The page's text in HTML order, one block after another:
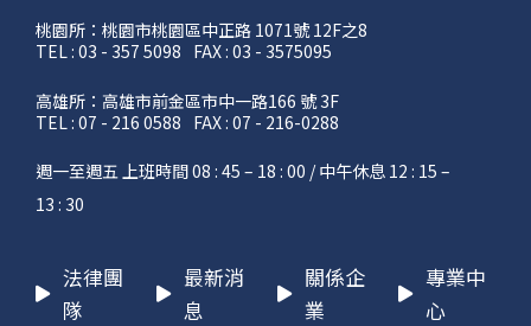
桃園所：桃園市桃園區中正路 1071號 12F之8
TEL : 03 - 357 5098 FAX : 03 - 3575095
高雄所：高雄市前金區市中一路166 號 3F
TEL : 07 - 216 0588 FAX : 07 - 216-0288
週一至週五 上班時間 08 : 45 – 18 : 00 / 中午休息 12 : 15 –
13 : 30
法律團
隊
最新消
息
關係企
業
專業中
心